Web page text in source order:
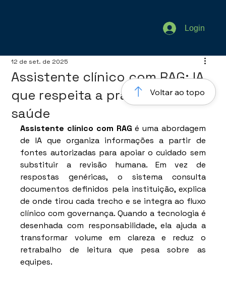
Login
Assistente clínico com RAG: IA
que respeita a prática em
saúde
12 de set. de 2025
Assistente clínico com RAG é uma abordagem
de IA que organiza informações a partir de
fontes autorizadas para apoiar o cuidado sem
substituir a revisão humana. Em vez de
respostas genéricas, o sistema consulta
documentos definidos pela instituição, explica
de onde tirou cada trecho e se integra ao fluxo
clínico com governança. Quando a tecnologia é
desenhada com responsabilidade, ela ajuda a
transformar volume em clareza e reduz o
retrabalho de leitura que pesa sobre as
equipes.
Voltar ao topo